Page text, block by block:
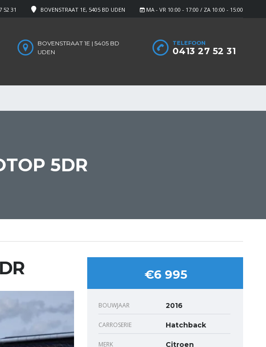
MA - VR 10:00 - 17:00 / ZA 10:00 - 15:00
BOVENSTRAAT 1E, 5405 BD UDEN
52 31
TELEFOON
0413 27 52 31
BOVENSTRAAT 1E | 5405 BD
UDEN
5DR
€6 995
BOUWJAAR 2016
CARROSERIE Hatchback
MERK Citroen